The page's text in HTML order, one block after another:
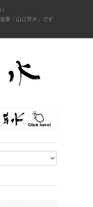
家「山口芳水」です